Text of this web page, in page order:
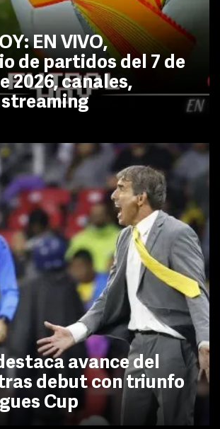
EN VIVO,
de partidos del 7 de
2026, canales,
avance del
debut con triunfo
Cup